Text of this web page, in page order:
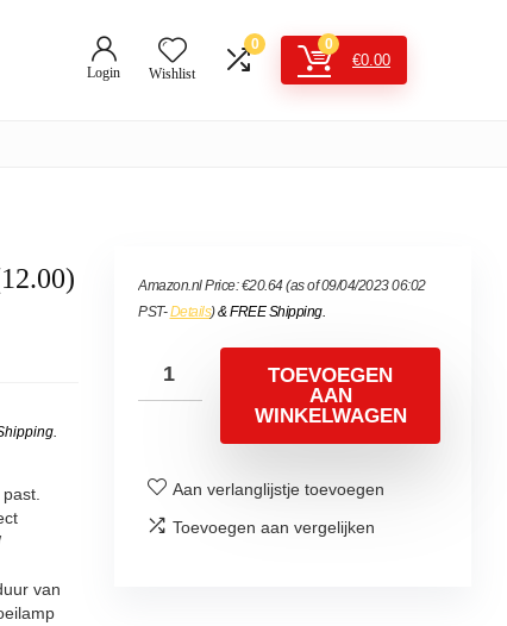
Login Wishlist
0 0
€0.00
.
van
Amazon.nl Price:€20.64(as of 09/04/2023 06:02
PST-Details)&FREE Shipping.
TOEVOEGEN
AAN
WINKELWAGEN
Aan verlanglijstje toevoegen
Toevoegen aan vergelijken